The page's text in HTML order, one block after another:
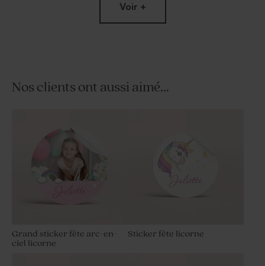
Voir +
Nos clients ont aussi aimé...
Grand sticker fête arc-en-
ciel licorne
Sticker fête licorne